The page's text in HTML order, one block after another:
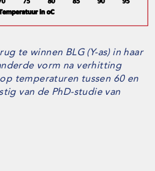
te winnen BLG (Y-as) in haar
vorm na verhitting
temperaturen tussen 60 en
van de PhD-studie van